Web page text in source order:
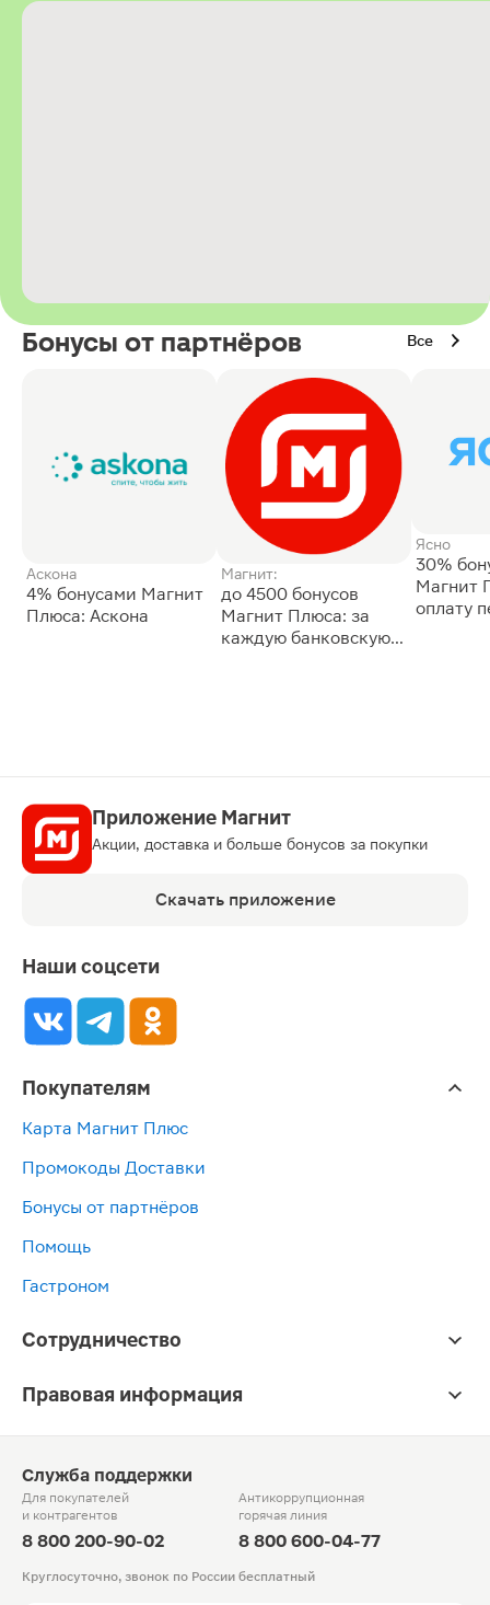
Бонусы от партнёров Все
Аскона
4% бонусами Магнит
Плюса: Аскона
Магнит:
до 4500 бонусов
Магнит Плюса: за
каждую банковскую
Ясно
30%
Магнит
оплату
Приложение Магнит
Акции, доставка и больше бонусов за покупки
Скачать приложение
Наши соцсети
Покупателям
Карта Магнит Плюс
Промокоды Доставки
Бонусы от партнёров
Помощь
Гастроном
Сотрудничество
Правовая информация
Служба поддержки
Для покупателей
и контрагентов
8 800 200-90-02
Антикоррупционная
горячая линия
8 800 600-04-77
Круглосуточно, звонок по России бесплатный